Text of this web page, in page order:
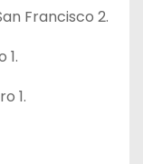
Francisco 2.
1.
1.